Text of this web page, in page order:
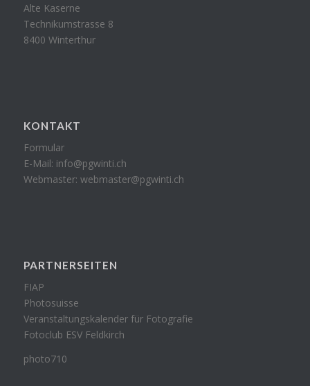
Alte Kaserne
Technikumstrasse 8
8400 Winterthur
KONTAKT
Formular
E-Mail: info@pgwinti.ch
Webmaster: webmaster@pgwinti.ch
PARTNERSEITEN
FIAP
Photosuisse
Veranstaltungskalender für Fotografie
Fotoclub ESV Feldkirch
photo710